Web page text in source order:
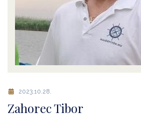
2023.10.28.
Zahorec Tibor